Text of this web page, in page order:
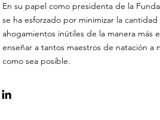
En su papel como presidenta de la
se ha esforzado por minimizar la cantidad
ahogamientos inútiles de la manera más
enseñar a tantos maestros de natación a
como sea posible.